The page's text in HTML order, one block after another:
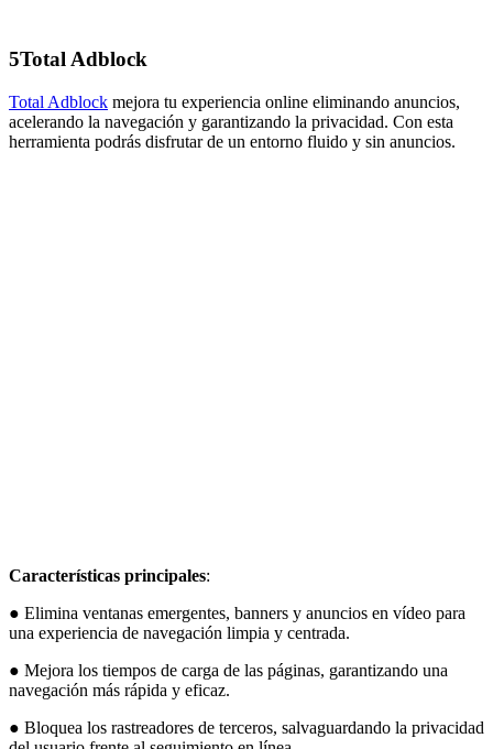
5Total Adblock
Total Adblock mejora tu experiencia online eliminando anuncios,
acelerando la navegación y garantizando la privacidad. Con esta
herramienta podrás disfrutar de un entorno fluido y sin anuncios.
Características principales:
● Elimina ventanas emergentes, banners y anuncios en vídeo para
una experiencia de navegación limpia y centrada.
● Mejora los tiempos de carga de las páginas, garantizando una
navegación más rápida y eficaz.
● Bloquea los rastreadores de terceros, salvaguardando la privacidad